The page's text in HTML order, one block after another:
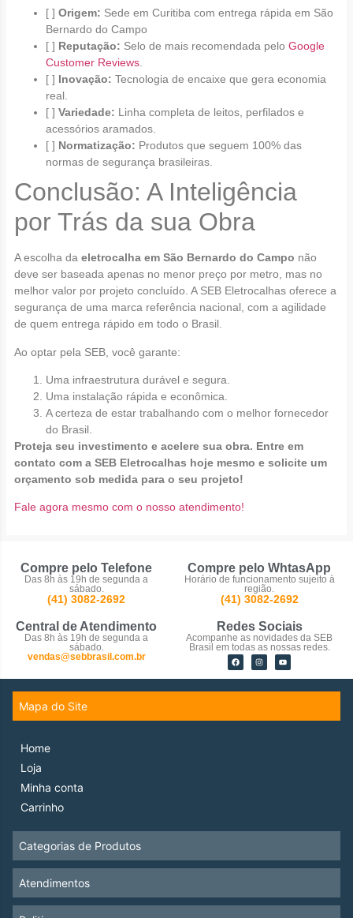
[ ] Origem: Sede em Curitiba com entrega rápida em São
Bernardo do Campo
[ ] Reputação: Selo de mais recomendada pelo Google
Customer Reviews.
[ ] Inovação: Tecnologia de encaixe que gera economia
real.
[ ] Variedade: Linha completa de leitos, perfilados e
acessórios aramados.
[ ] Normatização: Produtos que seguem 100% das
normas de segurança brasileiras.
Conclusão: A Inteligência
por Trás da sua Obra
A escolha da eletrocalha em São Bernardo do Campo não
deve ser baseada apenas no menor preço por metro, mas no
melhor valor por projeto concluído. A SEB Eletrocalhas oferece a
segurança de uma marca referência nacional, com a agilidade
de quem entrega rápido em todo o Brasil.
Ao optar pela SEB, você garante:
Uma infraestrutura durável e segura.
Uma instalação rápida e econômica.
A certeza de estar trabalhando com o melhor fornecedor
do Brasil.
Proteja seu investimento e acelere sua obra. Entre em
contato com a SEB Eletrocalhas hoje mesmo e solicite um
orçamento sob medida para o seu projeto!
Fale agora mesmo com o nosso atendimento!
Compre pelo Telefone
Das 8h às 19h de segunda a
sábado.
(41) 3082-2692
Compre pelo WhtasApp
Horário de funcionamento sujeito à
região.
(41) 3082-2692
Central de Atendimento
Das 8h às 19h de segunda a
sábado.
vendas@sebbrasil.com.br
Redes Sociais
Acompanhe as novidades da SEB
Brasil em todas as nossas redes.
Mapa do Site
Categorias de Produtos
Atendimentos
Home
Loja
Minha conta
Carrinho